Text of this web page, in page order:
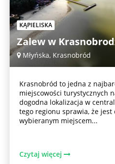
KĄPIELISKA
Zalew w
Młyńska, Krasnobród
Krasnobród to jedna z
miejscowości turystycznych
dogodna lokalizacja w
tego regionu sprawia, że jest
wybieranym miejscem...
Czytaj więcej